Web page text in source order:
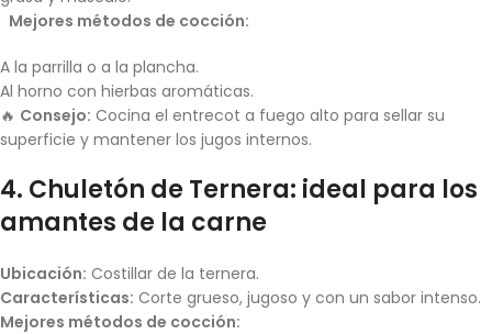
Mejores métodos de cocción:
A la parrilla o a la plancha.
Al horno con hierbas aromáticas.
🔥 Consejo: Cocina el entrecot a fuego alto para sellar su
superficie y mantener los jugos internos.
4. Chuletón de Ternera: ideal para los
amantes de la carne
Ubicación: Costillar de la ternera.
Características: Corte grueso, jugoso y con un sabor intenso.
Mejores métodos de cocción: